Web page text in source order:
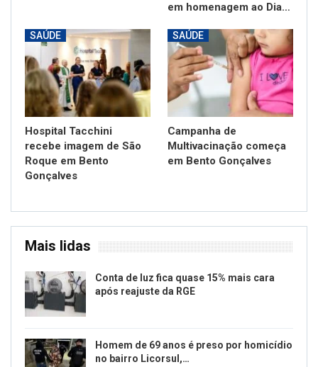
em homenagem ao Dia…
SAÚDE
Hospital Tacchini
recebe imagem de São
Roque em Bento
Gonçalves
SAÚDE
Campanha de
Multivacinação começa
em Bento Gonçalves
Mais lidas
Conta de luz fica quase 15% mais cara
após reajuste da RGE
Homem de 69 anos é preso por homicídio
no bairro Licorsul,…